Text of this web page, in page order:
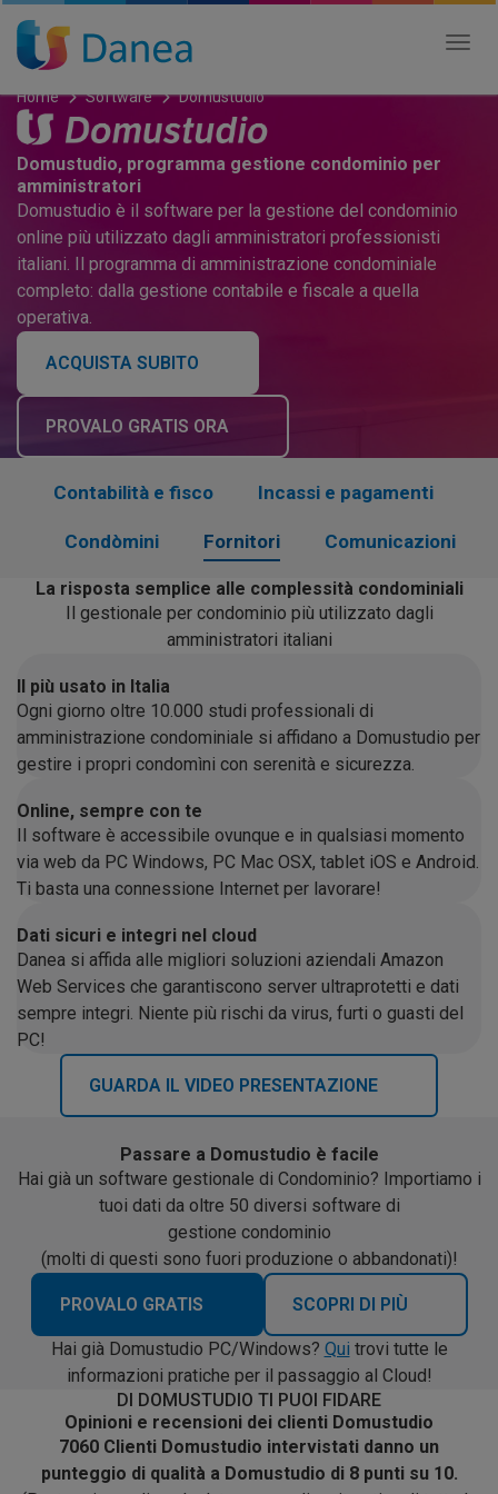
Home Software Domustudio
Domustudio, programma gestione condominio per
amministratori
Domustudio è il software per la gestione del condominio
online più utilizzato dagli amministratori professionisti
italiani. Il programma di amministrazione condominiale
completo: dalla gestione contabile e fiscale a quella
operativa.
ACQUISTA SUBITO
PROVALO GRATIS ORA
Contabilità e fisco Incassi e pagamenti
Condòmini Fornitori Comunicazioni
La risposta semplice alle complessità condominiali
Il gestionale per condominio più utilizzato dagli
amministratori italiani
Il più usato in Italia
Ogni giorno oltre 10.000 studi professionali di
amministrazione condominiale si affidano a Domustudio per
gestire i propri condomìni con serenità e sicurezza.
Online, sempre con te
Il software è accessibile ovunque e in qualsiasi momento
via web da PC Windows, PC Mac OSX, tablet iOS e Android.
Ti basta una connessione Internet per lavorare!
Dati sicuri e integri nel cloud
Danea si affida alle migliori soluzioni aziendali Amazon
Web Services che garantiscono server ultraprotetti e dati
sempre integri. Niente più rischi da virus, furti o guasti del
PC!
GUARDA IL VIDEO PRESENTAZIONE
Passare a Domustudio è facile
Hai già un software gestionale di Condominio? Importiamo i
tuoi dati da oltre 50 diversi software di
gestione condominio
(molti di questi sono fuori produzione o abbandonati)!
PROVALO GRATIS SCOPRI DI PIÙ
Hai già Domustudio PC/Windows? Qui trovi tutte le
informazioni pratiche per il passaggio al Cloud!
DI DOMUSTUDIO TI PUOI FIDARE
Opinioni e recensioni dei clienti Domustudio
7060 Clienti Domustudio intervistati danno un
punteggio di qualità a Domustudio di 8 punti su 10.